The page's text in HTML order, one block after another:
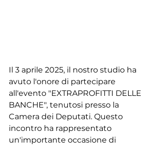
Il 3 aprile 2025, il nostro studio ha
avuto l'onore di partecipare
all'evento "EXTRAPROFITTI DELLE
BANCHE", tenutosi presso la
Camera dei Deputati. Questo
incontro ha rappresentato
un'importante occasione di